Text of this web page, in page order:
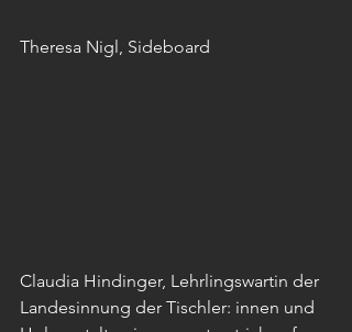
Theresa Nigl, Sideboard
Claudia Hindinger, Lehrlingswartin der
Landesinnung der Tischler: innen und